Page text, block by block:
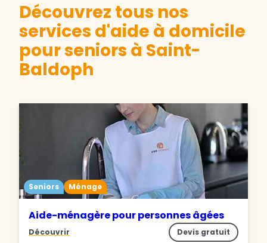
Découvrez tous nos
services d'aide à domicile
pour seniors à Saint-
Baldoph
Seniors Ménage
Aide-ménagère pour personnes âgées
Découvrir Devis gratuit